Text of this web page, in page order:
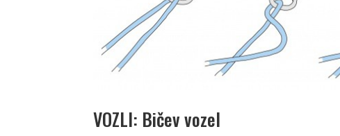
VOZLI: Bičev vozel